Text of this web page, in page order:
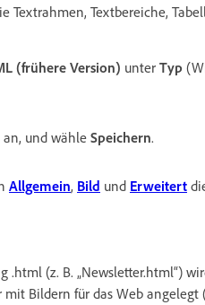
Textrahmen, Textbereiche,
(frühere Version) unter Typ
und wähle Speichern.
Allgemein, Bild und Erweitert
(z. B. „Newsletter.html“)
Bildern für das Web angelegt